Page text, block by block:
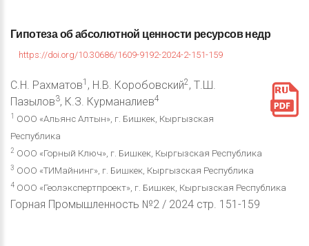
Гипотезаобабсолютной ценности ресурсовнедр
https://doi.org/10.30686/1609-9192-2024-2-151-159
С.Н. Рахматов1 , Н.В. Коробовский2, Т.Ш.
Пазылов3, К.З. Курманалиев4
1
ООО «Альянс Алтын», г. Бишкек, Кыргызская
Республика
2 ООО «Горный Ключ», г. Бишкек, Кыргызская Республика
3 ООО «ТИМайнинг», г. Бишкек, Кыргызская Республика
4 ООО «Геолэкспертпроект», г. Бишкек, Кыргызская Республика
Горная Промышленность №2 / 2024 стр. 151-159